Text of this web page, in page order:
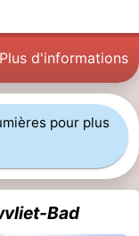
Plus d'informations
pour plus
Bad